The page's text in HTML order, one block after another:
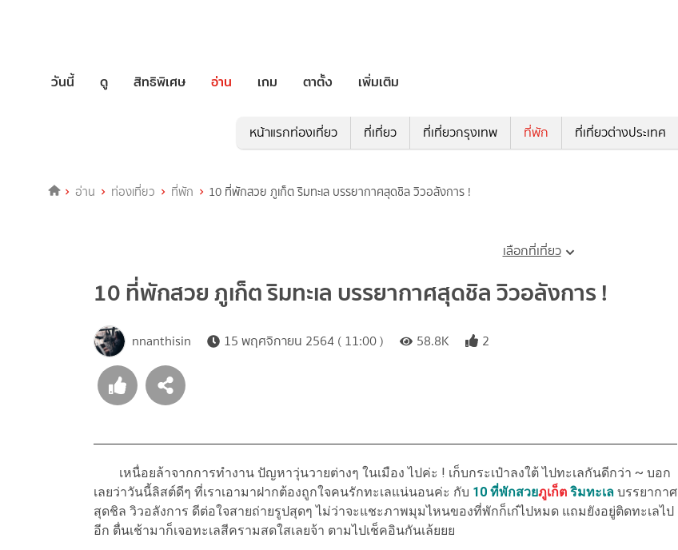
วันนี้ ดู สิทธิพิเศษ อ่าน เกม ตาตั้ง เพิ่มเติม
หน้าแรกท่องเที่ยว ที่เที่ยว ที่เที่ยวกรุงเทพ ที่พัก ที่เที่ยวต่างประเทศ
อ่าน ท่องเที่ยว ที่พัก 10 ที่พักสวย ภูเก็ต ริมทะเล บรรยากาศสุดชิล วิวอลังการ !
เลือกที่เที่ยว
10 ที่พักสวย ภูเก็ต ริมทะเล บรรยากาศสุดชิล วิวอลังการ !
nnanthisin 15 พฤศจิกายน 2564 ( 11:00 ) 58.8K 2
เหนื่อยล้าจากการทำงาน ปัญหาวุ่นวายต่างๆ ในเมือง ไปค่ะ ! เก็บกระเป๋าลงใต้ ไปทะเลกันดีกว่า ~ บอก
เลยว่าวันนี้ลิสต์ดีๆ ที่เราเอามาฝากต้องถูกใจคนรักทะเลแน่นอนค่ะ กับ 10 ที่พักสวยภูเก็ต ริมทะเล บรรยากาศ
สุดชิล วิวอลังการ ดีต่อใจสายถ่ายรูปสุดๆ ไม่ว่าจะแชะภาพมุมไหนของที่พักก็เก๋ไปหมด แถมยังอยู่ติดทะเลไป
อีก ตื่นเช้ามาก็เจอทะเลสีครามสดใสเลยจ้า ตามไปเช็คอินกันเล้ยยย